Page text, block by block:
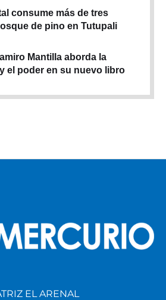
consume más de tres
de pino en Tutupali
Mantilla aborda la
el poder en su nuevo libro
EL ARENAL